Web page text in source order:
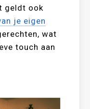
geldt ook
je eigen
wat
touch aan